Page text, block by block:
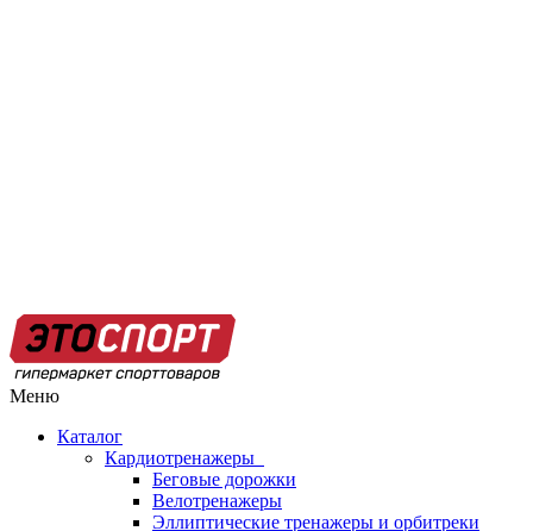
Меню
Каталог
Кардиотренажеры
Беговые дорожки
Велотренажеры
Эллиптические тренажеры и орбитреки